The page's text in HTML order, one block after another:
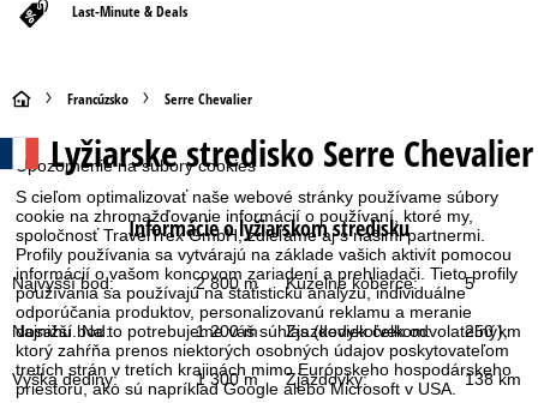
Upozornenie na súbory cookies
S cieľom optimalizovať naše webové stránky používame súbory
cookie na zhromažďovanie informácií o používaní, ktoré my,
spoločnosť TravelTrex GmbH, zdieľame aj s našimi partnermi.
Profily používania sa vytvárajú na základe vašich aktivít pomocou
informácií o vašom koncovom zariadení a prehliadači. Tieto profily
používania sa používajú na štatistickú analýzu, individuálne
odporúčania produktov, personalizovanú reklamu a meranie
dosahu. Na to potrebujeme váš súhlas (kedykoľvek odvolateľný),
ktorý zahŕňa prenos niektorých osobných údajov poskytovateľom
tretích strán v tretích krajinách mimo Európskeho hospodárskeho
priestoru, ako sú napríklad Google alebo Microsoft v USA.
Last-Minute & Deals
H
a
v
n
á
s
Francúzsko Serre Chevalier
Lyžiarske stredisko Serre Chevalier
Informácie o lyžiarskom stredisku
Najvyšší bod: 2 800 m Kúzelné koberce: 5
Najnižší bod: 1 200 m Zjazdoviek celkom: 250 km
Výška dediny: 1 300 m Zjazdovky: 138 km